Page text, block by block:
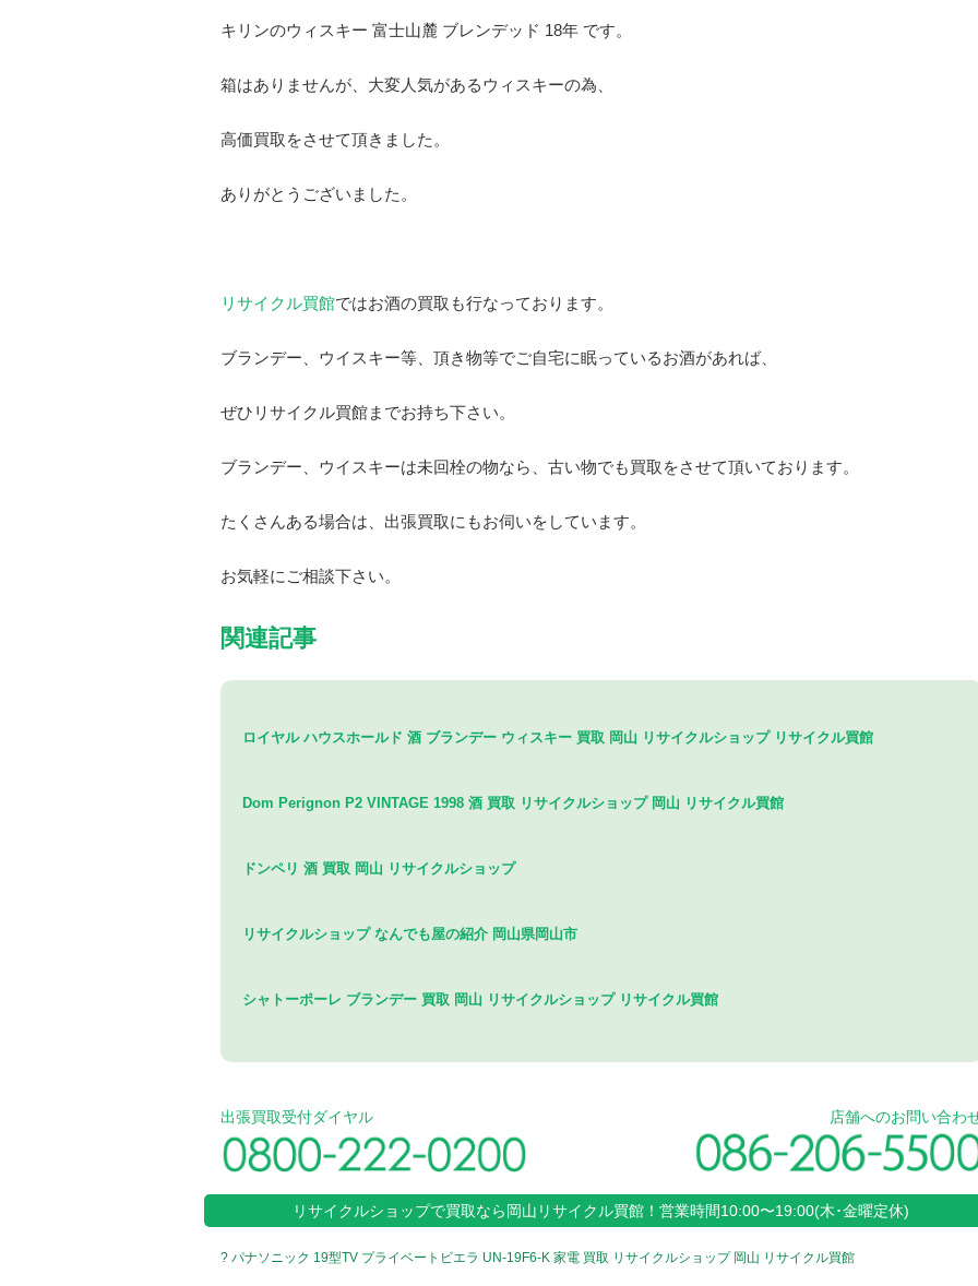
キリンのウィスキー 富士山麓 ブレンデッド 18年 です。
箱はありませんが、大変人気があるウィスキーの為、
高価買取をさせて頂きました。
ありがとうございました。
リサイクル買館ではお酒の買取も行なっております。
ブランデー、ウイスキー等、頂き物等でご自宅に眠っているお酒があれば、
ぜひリサイクル買館までお持ち下さい。
ブランデー、ウイスキーは未回栓の物なら、古い物でも買取をさせて頂いております。
たくさんある場合は、出張買取にもお伺いをしています。
お気軽にご相談下さい。
関連記事
ロイヤル ハウスホールド 酒 ブランデー ウィスキー 買取 岡山 リサイクルショップ リサイクル買館
Dom Perignon P2 VINTAGE 1998 酒 買取 リサイクルショップ 岡山 リサイクル買館
ドンペリ 酒 買取 岡山 リサイクルショップ
リサイクルショップ なんでも屋の紹介 岡山県岡山市
シャトーポーレ ブランデー 買取 岡山 リサイクルショップ リサイクル買館
出張買取受付ダイヤル 店舗へのお問い合わ
リサイクルショップで買取なら 岡山 リサイクル買館！営業時間10:00〜19:00(木･金曜定休)
? パナソニック 19型TV プライベートビエラ UN-19F6-K 家電 買取 リサイクルショップ 岡山 リサイクル買館